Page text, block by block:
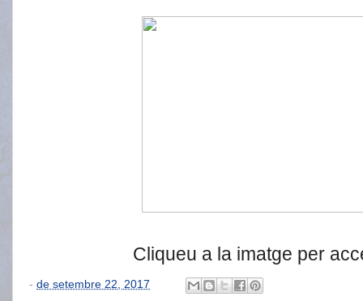
Cliqueu a la imatge per
- de setembre 22, 2017